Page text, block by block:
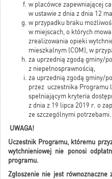
w placówce zapewniającej
w ustawie z dnia z dnia 12
w przypadku braku
w miejscach, o których
zrealizowania opieki
mieszkalnym (COM), w
za uprzednią zgodą gminy/
z niepełnosprawnością,
za uprzednią zgodą gminy/
przez uczestnika Programu
spełniającym kryteria
z dnia z 19 lipca 2019 r. o
ze szczególnymi potrzebami.
UWAGA!
Uczestnik Programu, któremu
wytchnieniowej nie ponosi
programu.
Zgłoszenie nie jest